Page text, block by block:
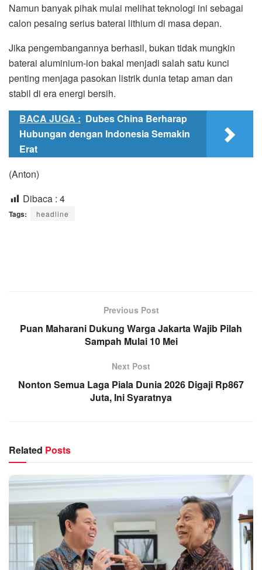
Namun banyak pihak mulai melihat teknologi ini sebagai
calon pesaing serius baterai lithium di masa depan.
Jika pengembangannya berhasil, bukan tidak mungkin
baterai aluminium-ion bakal menjadi salah satu kunci
penting menjaga pasokan listrik dunia tetap aman dan
stabil di era energi bersih.
BACA JUGA : Dubes China Berharap
Hubungan dengan Indonesia Semakin
Erat
(Anton)
Dibaca : 4
Tags: headline
Previous Post
Puan Maharani Dukung Warga Jakarta Wajib Pilah
Sampah Mulai 10 Mei
Next Post
Nonton Semua Laga Piala Dunia 2026 Digaji Rp867
Juta, Ini Syaratnya
Related Posts